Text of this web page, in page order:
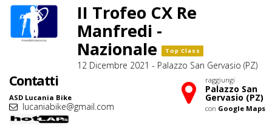
II Trofeo CX Re
Manfredi -
Nazionale
Top Class
12 Dicembre 2021 - Palazzo San Gervasio (PZ)
Contatti
ASD Lucania Bike
lucaniabike@gmail.com
raggiungi
Palazzo San
Gervasio (PZ)
con Google Maps